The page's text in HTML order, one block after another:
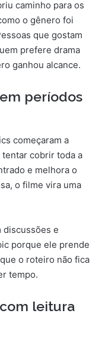
caminho para os
o gênero foi
que gostam
prefere drama
ganhou alcance.
períodos
começaram a
cobrir toda a
e melhora o
o filme vira uma
discussões e
porque ele prende
o roteiro não fica
tempo.
leitura